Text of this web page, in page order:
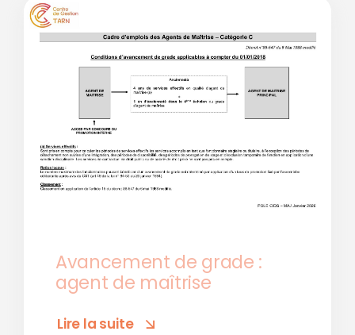
Avancement de grade :
agent de maîtrise
Lire la suite